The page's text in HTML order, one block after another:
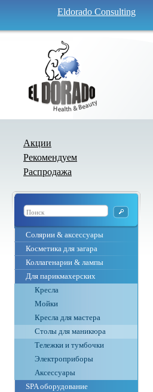
Eldorado Consulting
Акции
Рекомендуем
Распродажа
Солярии & аксессуары
Косметика для загара
Коллагенарии & лампы
Для парикмахерских
Кресла
Мойки
Кресла для мастера
Столы для маникюра
Тележки и тумбочки
Электроприборы
Аксессуары
SPA оборудование